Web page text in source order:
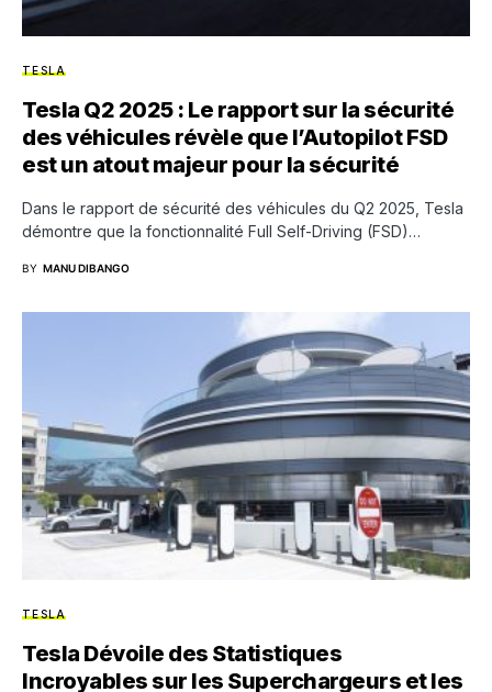
TESLA
Tesla Q2 2025 : Le rapport sur la sécurité
des véhicules révèle que l’Autopilot FSD
est un atout majeur pour la sécurité
Dans le rapport de sécurité des véhicules du Q2 2025, Tesla
démontre que la fonctionnalité Full Self-Driving (FSD)…
BY MANU DIBANGO
TESLA
Tesla Dévoile des Statistiques
Incroyables sur les Superchargeurs et les